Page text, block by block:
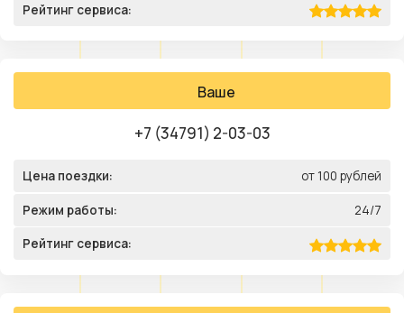
Рейтинг сервиса:
Ваше
+7 (34791) 2-03-03
Цена поездки: от 100 рублей
Режим работы: 24/7
Рейтинг сервиса: